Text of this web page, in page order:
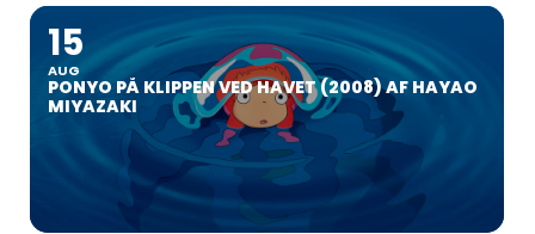
15
AUG
PONYO PÅ KLIPPEN VED HAVET (2008) AF HAYAO
MIYAZAKI